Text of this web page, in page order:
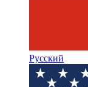
Русский